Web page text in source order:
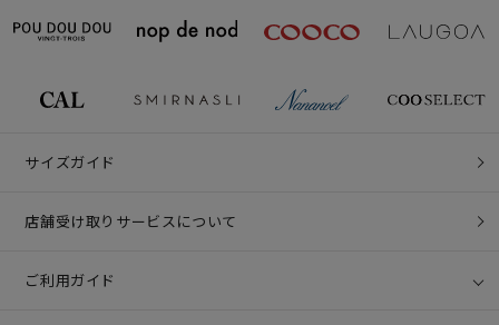
サイズガイド
店舗受け取りサービスについて
ご利用ガイド